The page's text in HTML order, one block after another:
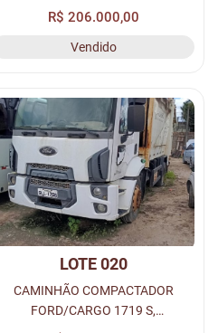
ANO/MODELO 2014, COR BRANCA
A DIESEL, PLACA: ORD-7114,
RENAVAM: 01009085040.
R$ 206.000,00
Vendido
LOTE 020
CAMINHÃO COMPACTADOR
FORD/CARGO 1719 S,
ANO/MODELO 18/19, COR